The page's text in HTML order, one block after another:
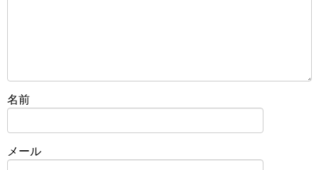
名前
メール